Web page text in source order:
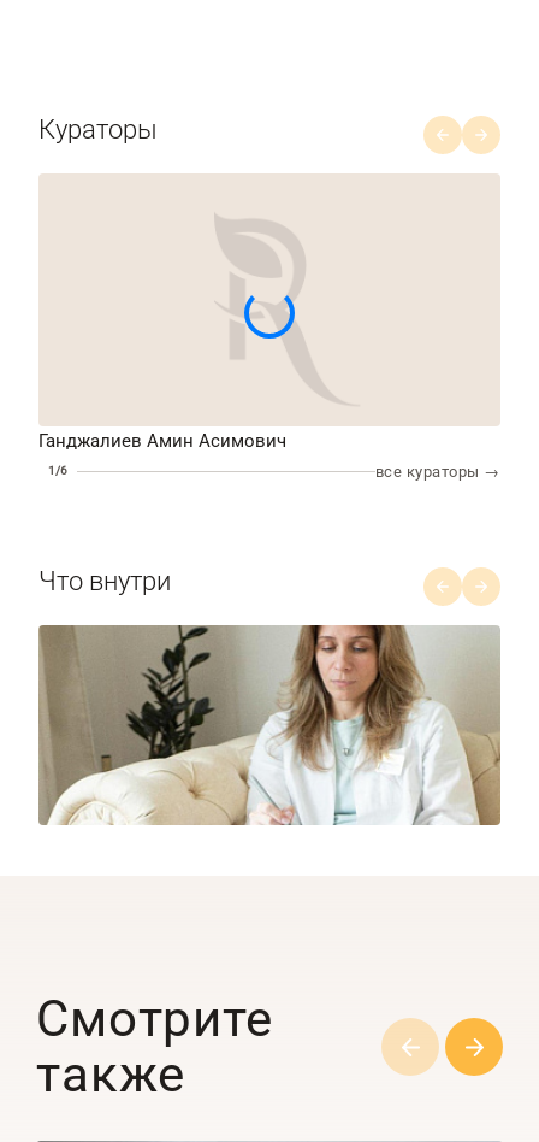
Кураторы
Ганджалиев Амин Асимович
1/6 все кураторы →
Что внутри
1/8
Смотрите
также